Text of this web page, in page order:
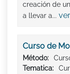
creación de
a llevar a...
Curso de
Método:
Tematica: